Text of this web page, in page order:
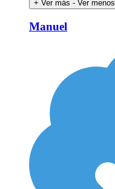
+ Ver más - Ver menos
Manuel